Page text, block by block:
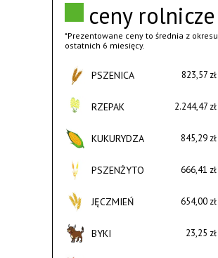
ceny rolnicze
*Prezentowane ceny to średnia z okresu
ostatnich 6 miesięcy.
PSZENICA 823,57 zł
RZEPAK 2.244,47 zł
KUKURYDZA 845,29 zł
PSZENŻYTO 666,41 zł
JĘCZMIEŃ 654,00 zł
BYKI 23,25 zł